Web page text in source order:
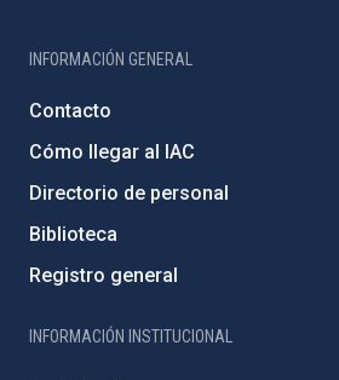
INFORMACIÓN GENERAL
Contacto
Cómo llegar al IAC
Directorio de personal
Biblioteca
Registro general
INFORMACIÓN INSTITUCIONAL